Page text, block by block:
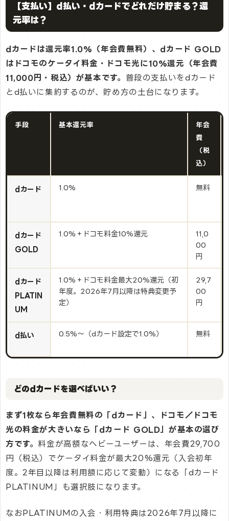
【支払い】d払い・dカードでどれだけ貯まる？還
元率は？
dカードは還元率1.0%（年会費無料）、dカード GOLD
はドコモのケータイ料金・ドコモ光に10%還元（年会費
11,000円・税込）が基本です。 普段の支払いをdカード
とd払いに集約するのが、貯め方の土台になります。
手段 基本還元率
年会
費
（税
込）
dカード 1.0% 無料
dカード
GOLD
1.0%＋ドコモ料金10%還元
11,0
00
円
dカード
PLATIN
UM
1.0%＋ドコモ料金最大20%還元（初
年度。2026年7月以降は特典変更予
定）
29,7
00
円
d払い 0.5%〜（dカード設定で1.0%） 無料
どのdカードを選べばいい？
まず1枚なら年会費無料の「dカード」、ドコモ／ドコモ
光の料金が大きいなら「dカード GOLD」が基本の選び
方です。料金が高額なヘビーユーザーは、年会費29,700
円（税込）でケータイ料金が最大20%還元（入会初年
度。2年目以降は利用額に応じて変動）になる「dカード
PLATINUM」も選択肢になります。
なおPLATINUMの入会・利用特典は2026年7月以降に